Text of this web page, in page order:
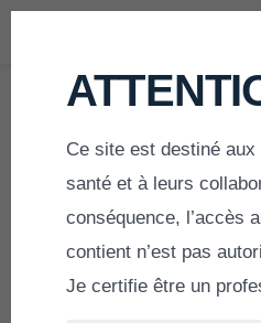
SYSTÈME
Ce site est destiné
santé et à leurs
conséquence, l’accès
contient n’est pas
Je certifie être un